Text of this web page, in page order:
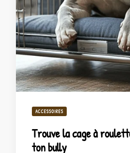
ACCESSOIRES
Trouve la cage à
ton bully